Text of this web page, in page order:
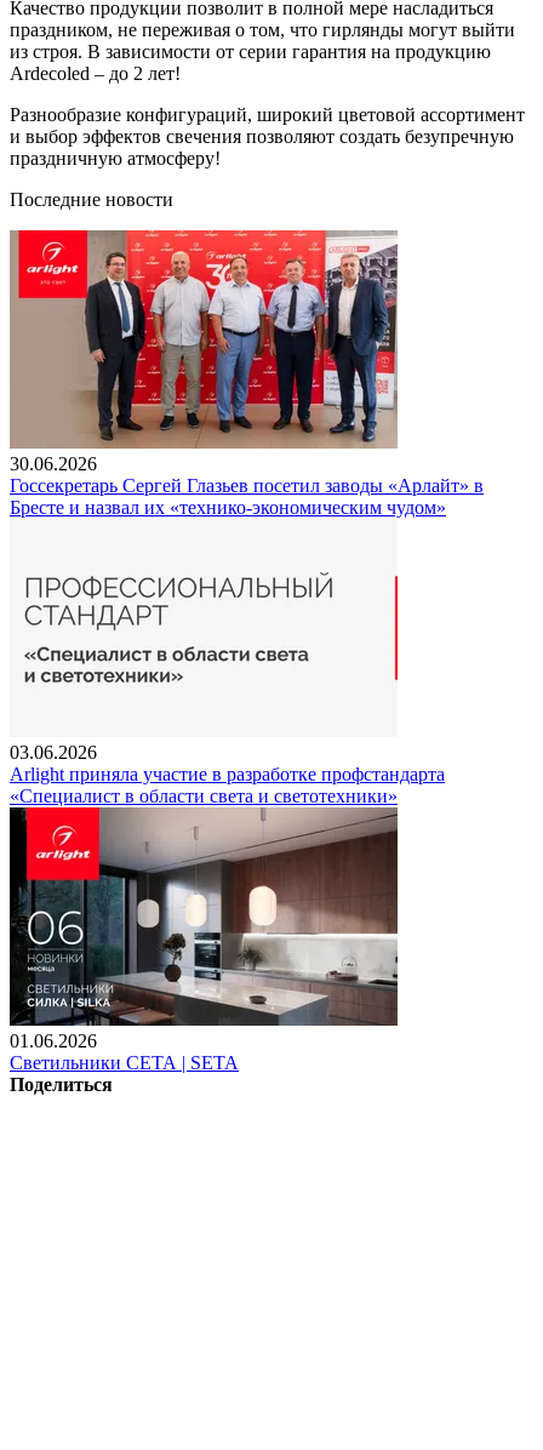
Качество продукции позволит в полной мере насладиться
праздником, не переживая о том, что гирлянды могут выйти
из строя. В зависимости от серии гарантия на продукцию
Ardecoled – до 2 лет!
Разнообразие конфигураций, широкий цветовой ассортимент
и выбор эффектов свечения позволяют создать безупречную
праздничную атмосферу!
Последние новости
30.06.2026
Госсекретарь Сергей Глазьев посетил заводы «Арлайт» в
Бресте и назвал их «технико-экономическим чудом»
03.06.2026
Arlight приняла участие в разработке профстандарта
«Специалист в области света и светотехники»
01.06.2026
Светильники СЕТА | SETA
Поделиться